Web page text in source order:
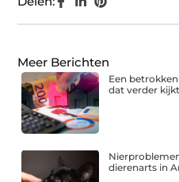
Meer Berichten
Een
dat verder
dierenarts in